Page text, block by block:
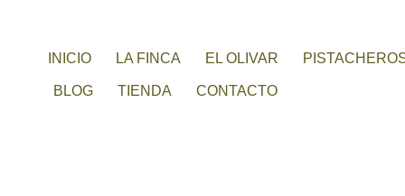
INICIO LA FINCA EL OLIVAR
BLOG TIENDA CONTACTO